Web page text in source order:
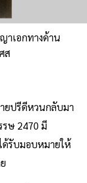
เอกทางด้าน
ส
ยปรีดีหวนกลับมา
รษ 2470 มี
ด้รับมอบหมายให้